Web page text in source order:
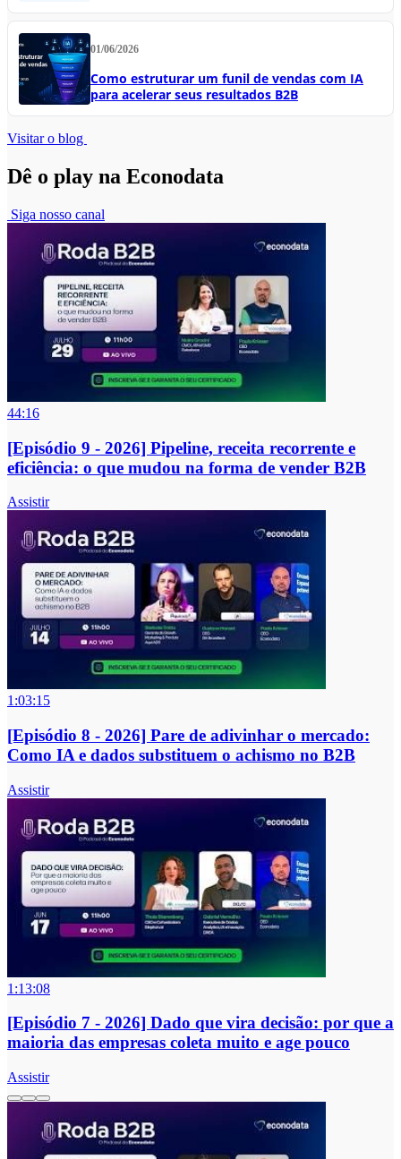
01/06/2026
Como estruturar um funil de vendas com IA
para acelerar seus resultados B2B
Visitar o blog
Dê o play na Econodata
Siga nosso canal
44:16
[Episódio 9 - 2026] Pipeline, receita recorrente e
eficiência: o que mudou na forma de vender B2B
Assistir
1:03:15
[Episódio 8 - 2026] Pare de adivinhar o mercado:
Como IA e dados substituem o achismo no B2B
Assistir
1:13:08
[Episódio 7 - 2026] Dado que vira decisão: por que a
maioria das empresas coleta muito e age pouco
Assistir